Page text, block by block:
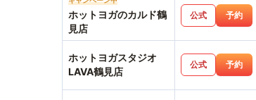
ホットヨガのカルド鶴
見店
公式 予約
ホットヨガスタジオ
LAVA鶴見店
公式 予約